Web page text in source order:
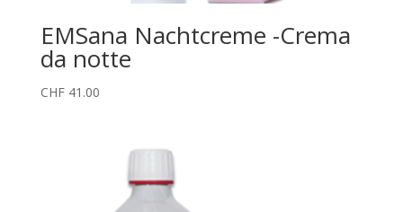
EMSana Nachtcreme -Crema
da notte
CHF41.00